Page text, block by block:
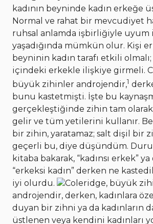
kadının beyninde kadın erkeğe
Normal ve rahat bir mevcudiyet
ruhsal anlamda işbirliğiyle uyum
yaşadığında mümkün olur. Kişi
beyninin kadın tarafı etkili olmalı;
içindeki erkekle ilişkiye girmeli.
büyük zihinler androjendir,1
bunu kastetmişti. İşte bu
gerçekleştiğinde zihin tam
gelir ve tüm yetilerini kullanır.
bir zihin, yaratamaz; salt dişil bir
geçerli bu, diye düşündüm.
kitaba bakarak, “kadınsı erkek”
“erkeksi kadın” derken ne
iyi olurdu.
Coleridge, büyük
androjendir, derken, kadınlara
duyan bir zihni ya da kadınların
üstlenen veya kendini kadınları